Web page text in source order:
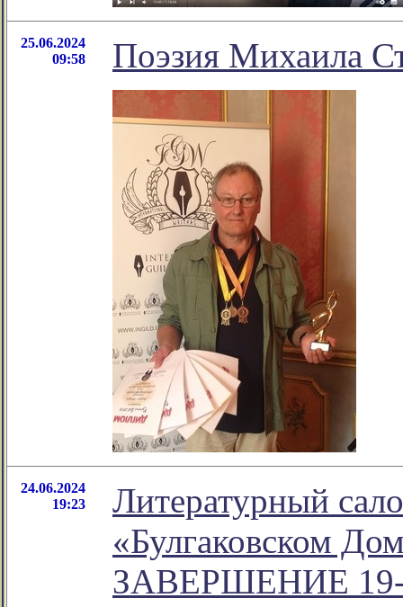
25.06.2024
09:58
Поэзия Михаила
24.06.2024
19:23
Литературный
«Булгаковском
ЗАВЕРШЕНИЕ